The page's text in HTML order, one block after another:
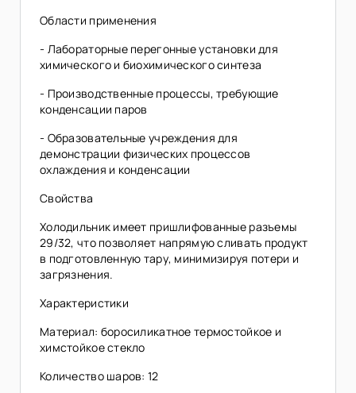
Области применения
- Лабораторные перегонные установки для
химического и биохимического синтеза
- Производственные процессы, требующие
конденсации паров
- Образовательные учреждения для
демонстрации физических процессов
охлаждения и конденсации
Свойства
Холодильник имеет пришлифованные разъемы
29/32, что позволяет напрямую сливать продукт
в подготовленную тару, минимизируя потери и
загрязнения.
Характеристики
Материал: боросиликатное термостойкое и
химстойкое стекло
Количество шаров: 12